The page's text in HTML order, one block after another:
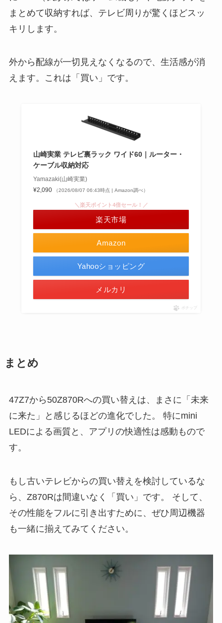
まとめて収納すれば、テレビ周りが驚くほどスッ
キリします。
外から配線が一切見えなくなるので、生活感が消
えます。これは「買い」です。
山崎実業 テレビ裏ラック ワイド60｜ルーター・
ケーブル収納対応
Yamazaki(山崎実業)
¥2,090
（2026/08/07 06:43時点 | Amazon調べ）
Amazon
＼楽天ポイント4倍セール！／
楽天市場
Yahooショッピング
メルカリ
ポチップ
まとめ
47Z7から50Z870Rへの買い替えは、まさに「未来
に来た」と感じるほどの進化でした。 特にmini
LEDによる画質と、アプリの快適性は感動もので
す。
もし古いテレビからの買い替えを検討しているな
ら、Z870Rは間違いなく「買い」です。 そして、
その性能をフルに引き出すために、ぜひ周辺機器
も一緒に揃えてみてください。